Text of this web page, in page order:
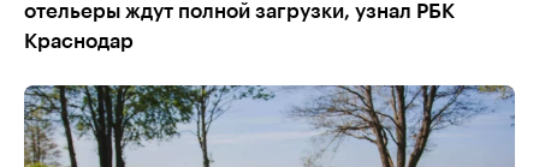
отельеры ждут полной загрузки, узнал РБК
Краснодар